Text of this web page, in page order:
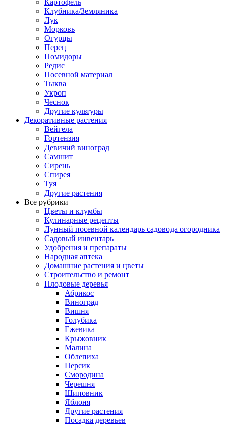
Клубника/Земляника
Лук
Морковь
Огурцы
Перец
Помидоры
Редис
Посевной материал
Тыква
Укроп
Чеснок
Другие культуры
Декоративные растения
Вейгела
Гортензия
Девичий виноград
Самшит
Сирень
Спирея
Туя
Другие растения
Все рубрики
Цветы и клумбы
Кулинарные рецепты
Лунный посевной календарь садовода огородника
Садовый инвентарь
Удобрения и препараты
Народная аптека
Домашние растения и цветы
Строительство и ремонт
Плодовые деревья
Абрикос
Виноград
Вишня
Голубика
Ежевика
Крыжовник
Малина
Облепиха
Персик
Смородина
Черешня
Шиповник
Яблоня
Другие растения
Посадка деревьев